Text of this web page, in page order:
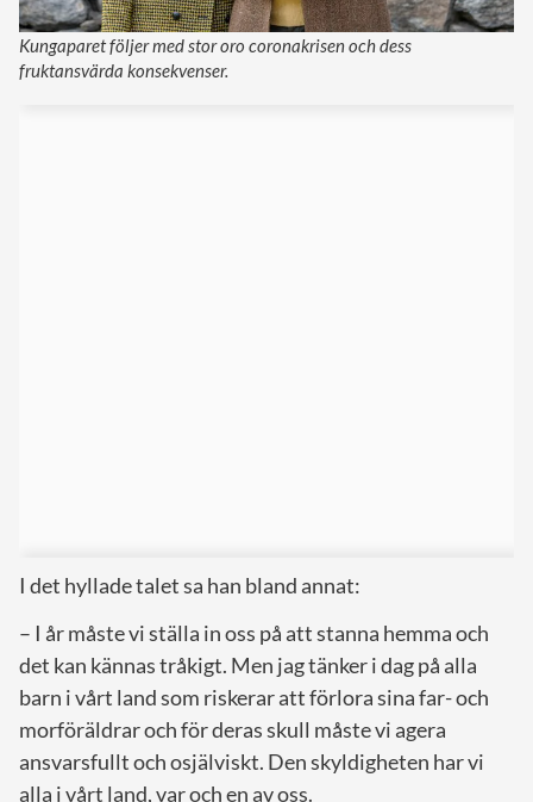
Kungaparet följer med stor oro coronakrisen och dess
fruktansvärda konsekvenser.
I det hyllade talet sa han bland annat:
– I år måste vi ställa in oss på att stanna hemma och
det kan kännas tråkigt. Men jag tänker i dag på alla
barn i vårt land som riskerar att förlora sina far- och
morföräldrar och för deras skull måste vi agera
ansvarsfullt och osjälviskt. Den skyldigheten har vi
alla i vårt land, var och en av oss.